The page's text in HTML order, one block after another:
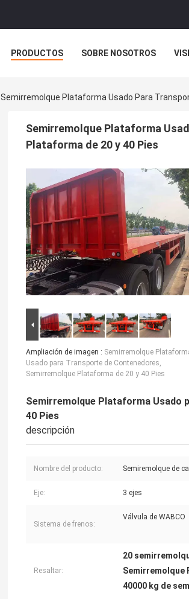
PRODUCTOS SOBRE NOSOTROS
Semirremolque Plataforma Usado Para
Semirremolque Plataforma
Plataforma de 20 y 40 Pies
Ampliación de imagen : Semirremolque
Usado para Transporte de Contenedores,
Semirremolque Plataforma de 20 y 40 Pies
Semirremolque Plataforma Usado
40 Pies
descripción
Nombre del producto: Semiremolque de
Eje: 3 ejes
Sistema de frenos:
Válvula de WABCO
Resaltar:
20
Semirremolque
40000 kg de